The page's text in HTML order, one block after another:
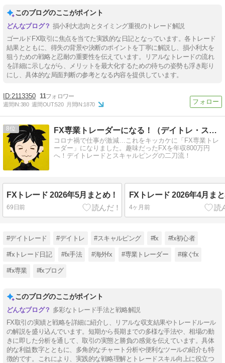
このブログのここがポイント
損小利大志向とタイミング重視のトレード解説
ゴールドFX取引に焦点を当てた実践的な日記となっています。各トレード
結果とともに、得失の背景や決断のポイントを丁寧に解説し、損小利大を
狙うための戦略と忍耐の重要性を伝えています。リアルなトレードの流れ
を詳細に示しながら、メリットを最大化するための待ちの姿勢も浮き彫り
にし、具体的な局面判断の参考となる内容を提供しています。
2113350 11
週間IN:380 週間OUT:520 月間IN:1870
8 FX専業トレーダーになる！（デイトレ・スキャルの二刀流）
コロナ禍で仕事が激減…これをキッカケに「FX専業トレ
ーダー」になりました。趣味だったFXを年収800万円
へ！デイトレードとスキャルピングの二刀流！
FXトレード 2026年5月まとめ！
69日前
FXトレード 2026年4月ま
4ヶ月前
#デイトレード #デイトレ #スキャルピング #fx #fx初心者
#fxトレード日記 #fx手法 #海外fx #専業トレーダー #稼ぐfx
#fx専業 #fxブログ
このブログのここがポイント
多彩なトレード手法と戦略解説
FX取引の実績と戦略を詳細に紹介し、リアルな収支結果やトレードルール
の解説を盛り込んでいます。短期から長期までの多様な手法や、相場の動
きに即した分析を通して、取引の実態と勝負の感覚を伝えています。具体
的な利益数字とともに、多角的なチャート分析や便利なツールの紹介も特
徴的です。これにより、実践的な戦略理解とトレードスキル向上に役立つ